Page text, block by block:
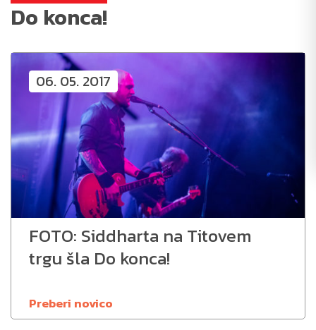
Do konca!
06. 05. 2017
FOTO: Siddharta na Titovem
trgu šla Do konca!
Preberi novico